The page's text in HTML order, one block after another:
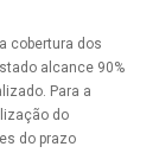
cobertura dos
alcance 90%
Para a
do
do prazo